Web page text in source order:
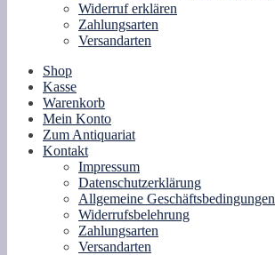
Widerruf erklären
Zahlungsarten
Versandarten
Shop
Kasse
Warenkorb
Mein Konto
Zum Antiquariat
Kontakt
Impressum
Datenschutzerklärung
Allgemeine Geschäftsbedingungen
Widerrufsbelehrung
Zahlungsarten
Versandarten